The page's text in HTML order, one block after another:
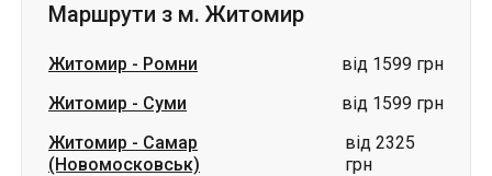
Маршрути з м. Житомир
Житомир - Ромни
від 1599 грн
Житомир - Суми
від 1599 грн
Житомир - Самар
(Новомосковськ)
від 2325
грн